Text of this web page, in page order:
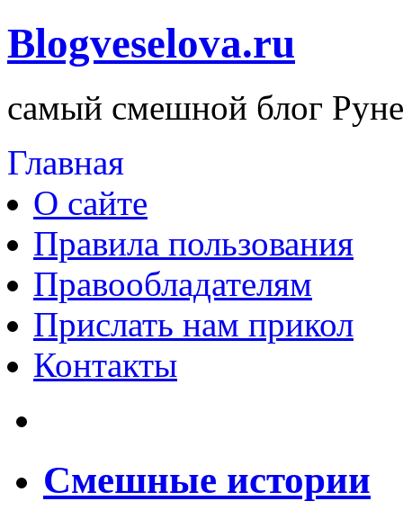
Blogveselova.ru
самый смешной блог
Главная
О сайте
Правила пользования
Правообладателям
Прислать нам прикол
Контакты
Смешные истории